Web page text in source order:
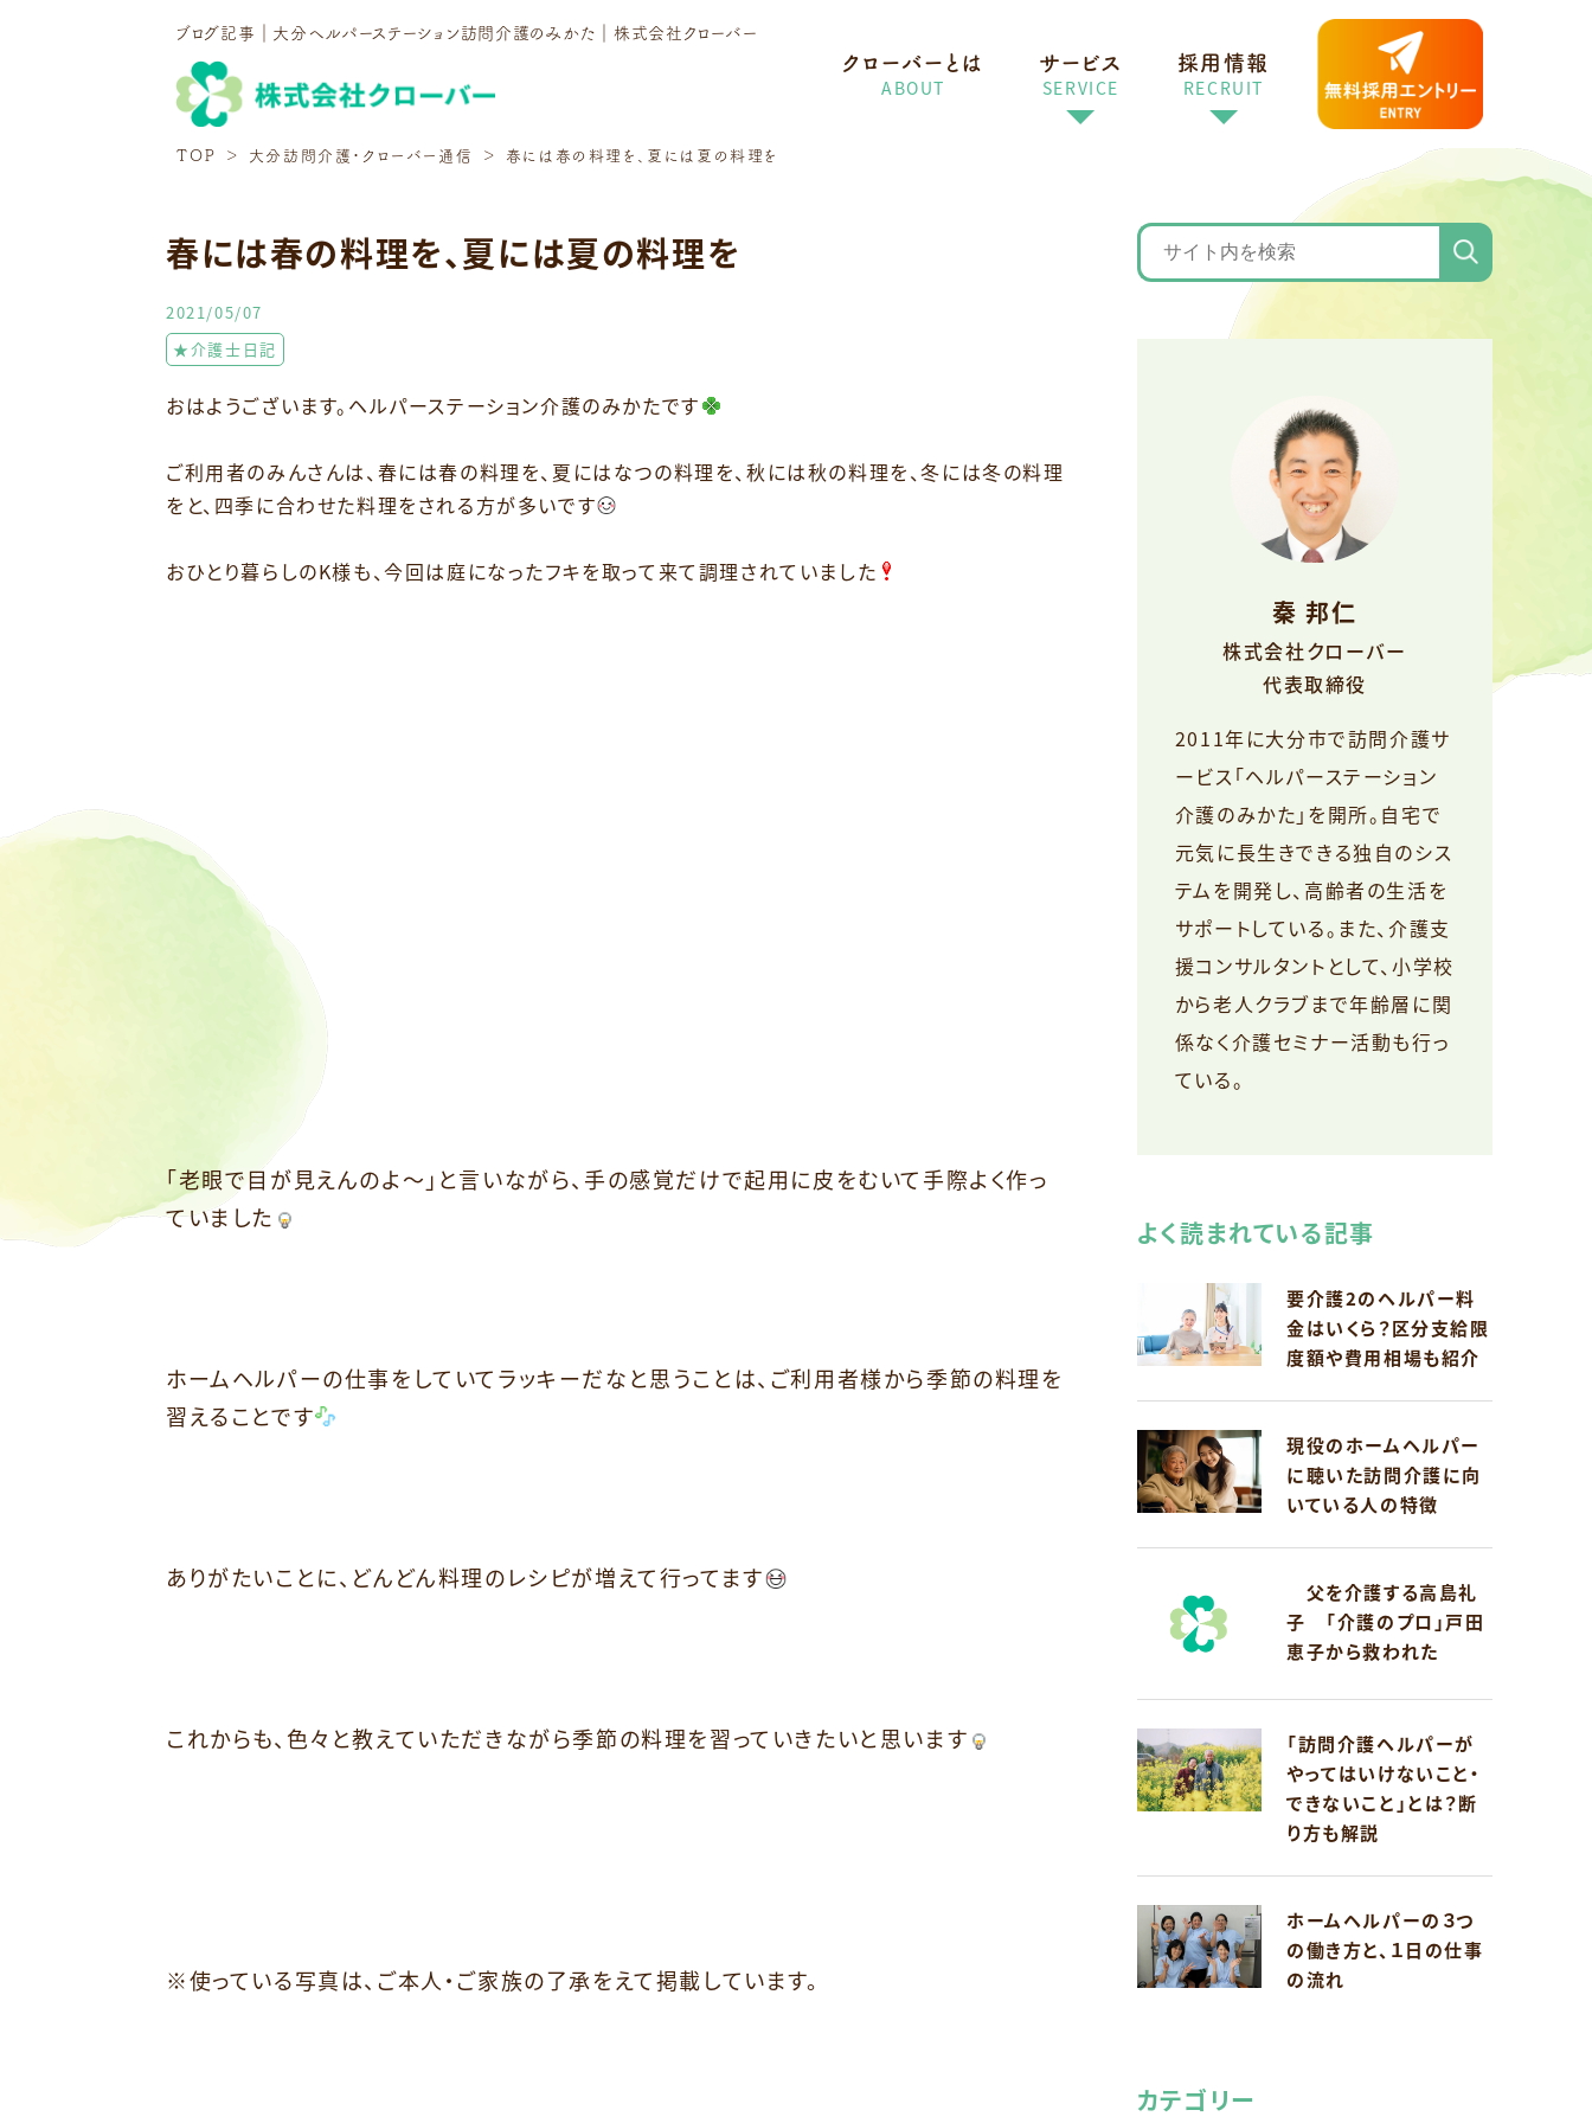
ブログ記事｜大分ヘルパーステーション訪問介護のみかた ｜株式会社クローバー
クローバーとは
ABOUT
サービス
SERVICE
採用情報
RECRUIT
TOP 大分訪問介護・クローバー通信 春には春の料理を、夏には夏の料理を
春には春の料理を、夏には夏の料理を
2021/05/07
★介護士日記
おはようございます。ヘルパーステーション介護のみかたです
ご利用者のみんさんは、春には春の料理を、夏にはなつの料理を、秋には秋の料理を、冬には冬の料理
をと、四季に合わせた料理をされる方が多いです
おひとり暮らしのK様も、今回は庭になったフキを取って来て調理されていました
「老眼で目が見えんのよ～」と言いながら、手の感覚だけで起用に皮をむいて手際よく作っ
ていました
ホームヘルパーの仕事をしていてラッキーだなと思うことは、ご利用者様から季節の料理を
習えることです
ありがたいことに、どんどん料理のレシピが増えて行ってます
これからも、色々と教えていただきながら季節の料理を習っていきたいと思います
※使っている写真は、ご本人・ご家族の了承をえて掲載しています。
秦 邦仁
株式会社クローバー
代表取締役
2011年に大分市で訪問介護サ
ービス「ヘルパーステーション
介護のみかた」を開所。自宅で
元気に長生きできる独自のシス
テムを開発し、高齢者の生活を
サポートしている。また、介護支
援コンサルタントとして、小学校
から老人クラブまで年齢層に関
係なく介護セミナー活動も行っ
ている。
よく読まれている記事
要介護2のヘルパー料
金はいくら？区分支給限
度額や費用相場も紹介
現役のホームヘルパー
に聴いた訪問介護に向
いている人の特徴
父を介護する高島礼
子 「介護のプロ」戸田
恵子から救われた
「訪問介護ヘルパーが
やってはいけないこと・
できないこと」とは？断
り方も解説
ホームヘルパーの３つ
の働き方と、１日の仕事
の流れ
カテゴリー